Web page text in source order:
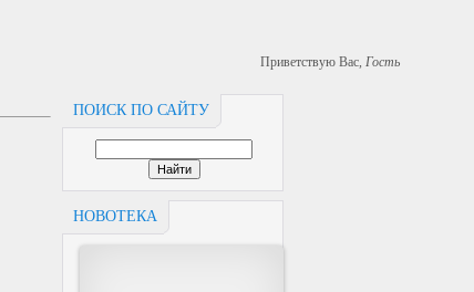
Приветствую Вас, Гость
ПОИСК ПО САЙТУ
НОВОТЕКА